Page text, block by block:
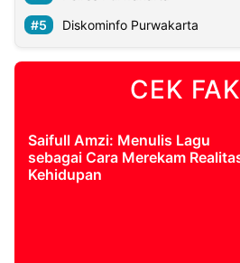
Diskominfo Purwakarta
CEK
Saifull Amzi: Menulis Lagu
sebagai Cara Merekam
Kehidupan